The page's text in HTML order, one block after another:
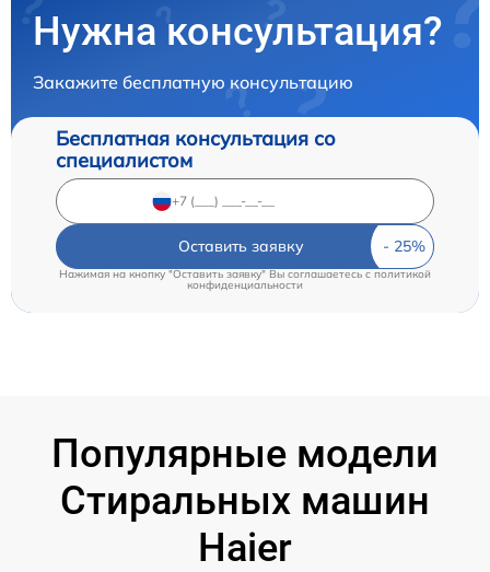
Нужна консультация?
Закажите бесплатную консультацию
Бесплатная консультация со
специалистом
Оставить заявку
Нажимая на кнопку "Оставить заявку" Вы соглашаетесь cполитикой
конфиденциальности
Популярные модели
Стиральных машин
Haier